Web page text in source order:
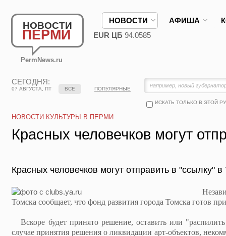
НОВОСТИ
ПЕРМИ
PermNews.ru
НОВОСТИ АФИША
EUR ЦБ 94.0585
СЕГОДНЯ:
07 АВГУСТА, ПТ
ИСКАТЬ ТОЛЬКО В ЭТОЙ
ВСЕ ПОПУЛЯРНЫЕ
НОВОСТИ КУЛЬТУРЫ В ПЕРМИ
Красных человечков могут
Красных человечков могут отправить в "ссылку" в
Томска сообщает, что фонд развития города Томска готов
Вскоре будет принято решение, оставить или
случае принятия решения о ликвидации арт-объектов,